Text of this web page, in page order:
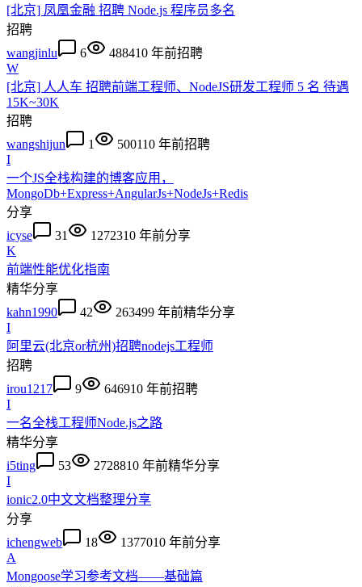
[北京] 凤凰金融 招聘 Node.js 程序员多名
招聘
wangjinlu
6 488410 年前招聘
W
[北京] 人人车 招聘前端工程师、NodeJS研发工程师 5 名 待遇
15K~30K
招聘
wangshijun
1 500110 年前招聘
I
一个JS全栈构建的博客应用，
MongoDb+Express+AngularJs+NodeJs+Redis
分享
icyse
31 1272310 年前分享
K
前端性能优化指南
精华分享
kahn1990
42 263499 年前精华分享
I
阿里云(北京or杭州)招聘nodejs工程师
招聘
irou1217
9 646910 年前招聘
I
一名全栈工程师Node.js之路
精华分享
i5ting
53 2728810 年前精华分享
I
ionic2.0中文文档整理分享
分享
ichengweb
18 1377010 年前分享
A
Mongoose学习参考文档——基础篇